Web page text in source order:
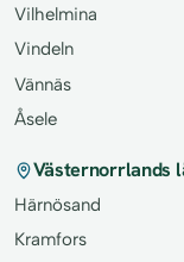
Vilhelmina
Vindeln
Vännäs
Åsele
Västernorrlands
Härnösand
Kramfors